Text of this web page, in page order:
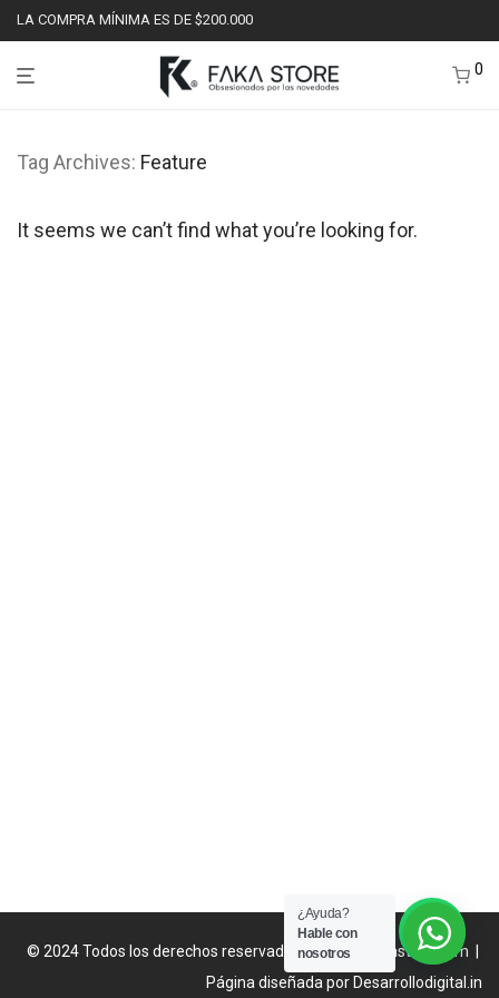
LA COMPRA MÍNIMA ES DE $200.000
0
Tag Archives: Feature
It seems we can’t find what you’re looking for.
© 2024 Todos los derechos reservadoscatalogofakastore.com
Página diseñada por Desarrollodigital.in
¿Ayuda?
Hable con
nosotros